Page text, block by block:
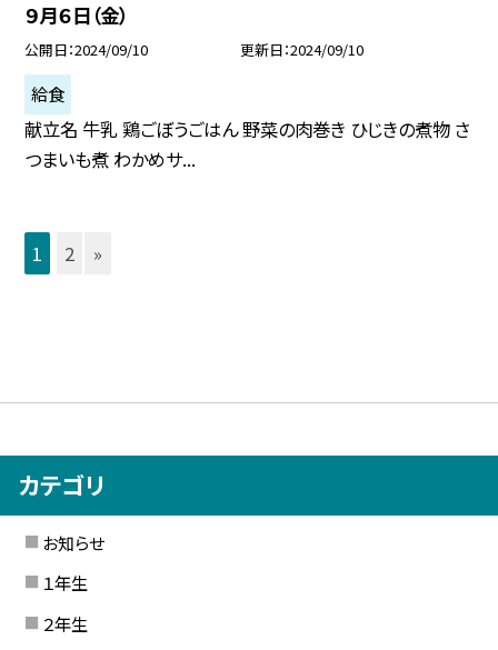
９月６日（金）
公開日 2024/09/10 更新日 2024/09/10
給食
献立名 牛乳 鶏ごぼうごはん 野菜の肉巻き ひじきの煮物 さ
つまいも煮 わかめサ...
1 2 »
カテゴリ
お知らせ
１年生
２年生